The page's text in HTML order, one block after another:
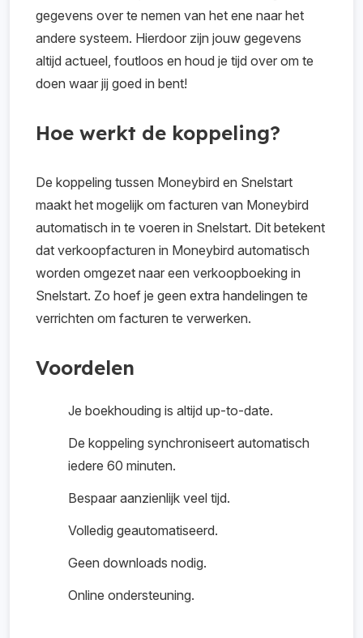
gegevens over te nemen van het ene naar het
andere systeem. Hierdoor zijn jouw gegevens
altijd actueel, foutloos en houd je tijd over om te
doen waar jij goed in bent!
Hoe werkt de koppeling?
De koppeling tussen Moneybird en Snelstart
maakt het mogelijk om facturen van Moneybird
automatisch in te voeren in Snelstart. Dit betekent
dat verkoopfacturen in Moneybird automatisch
worden omgezet naar een verkoopboeking in
Snelstart. Zo hoef je geen extra handelingen te
verrichten om facturen te verwerken.
Voordelen
Je boekhouding is altijd up-to-date.
De koppeling synchroniseert automatisch
iedere 60 minuten.
Bespaar aanzienlijk veel tijd.
Volledig geautomatiseerd.
Geen downloads nodig.
Online ondersteuning.